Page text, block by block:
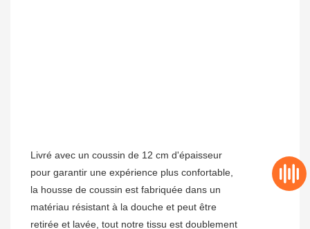
Livré avec un coussin de 12 cm d'épaisseur
pour garantir une expérience plus confortable,
la housse de coussin est fabriquée dans un
matériau résistant à la douche et peut être
retirée et lavée, tout notre tissu est doublement